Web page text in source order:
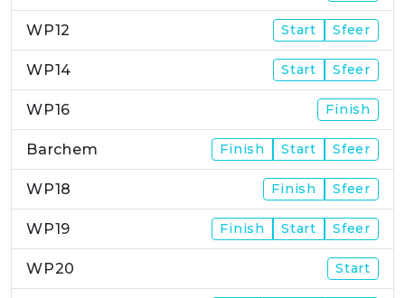
WP12 Start Sfeer
WP14 Start Sfeer
WP16 Finish
Barchem Finish Start Sfeer
WP18 Finish Sfeer
WP19 Finish Start Sfeer
WP20 Start